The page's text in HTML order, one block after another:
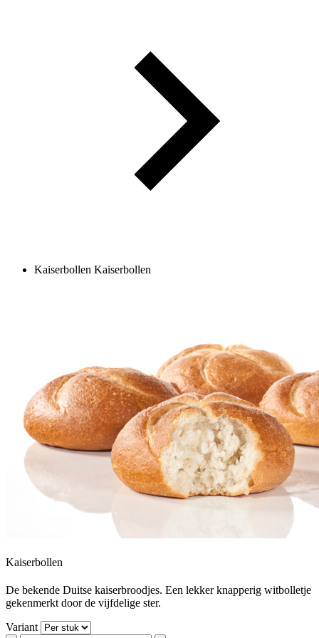
Kaiserbollen Kaiserbollen
Kaiserbollen
De bekende Duitse kaiserbroodjes. Een lekker knapperig witbolletje
gekenmerkt door de vijfdelige ster.
Variant